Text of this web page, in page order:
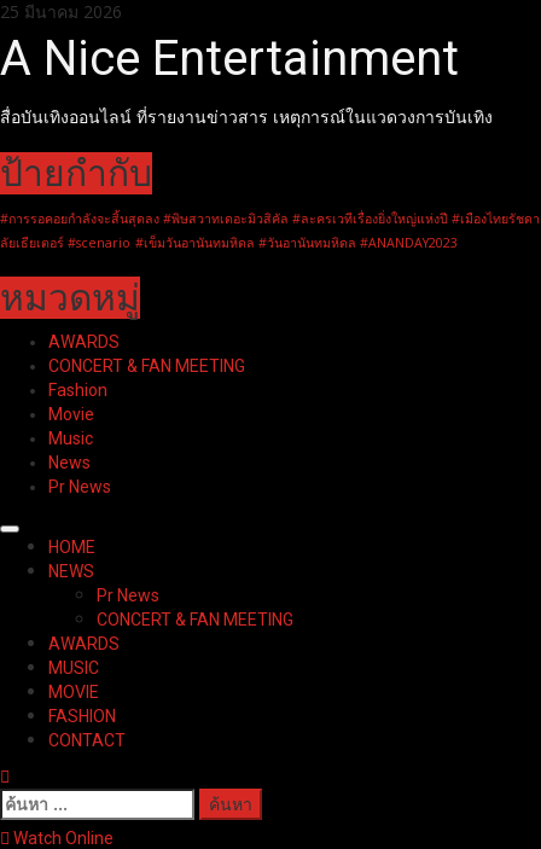
Skip
to
content
25 มีนาคม 2026
A Nice Entertainment
สื่อบันเทิงออนไลน์ ที่รายงานข่าวสาร เหตุการณ์ในแวดวงการบันเทิง
ป้ายกำกับ
#การรอคอยกำลังจะสิ้นสุดลง #พิษสวาทเดอะมิวสิคัล #ละครเวทีเรื่องยิ่งใหญ่แห่งปี #เมืองไทยรัชดา
ลัยเธียเตอร์ #scenario #เข็มวันอานันทมหิดล #วันอานันทมหิดล #ANANDAY2023
หมวดหมู่
AWARDS
CONCERT & FAN MEETING
Fashion
Movie
Music
News
Pr News
Primary
Menu
HOME
NEWS
Pr News
CONCERT & FAN MEETING
AWARDS
MUSIC
MOVIE
FASHION
CONTACT
ค้นหา
สำหรับ:
Watch Online